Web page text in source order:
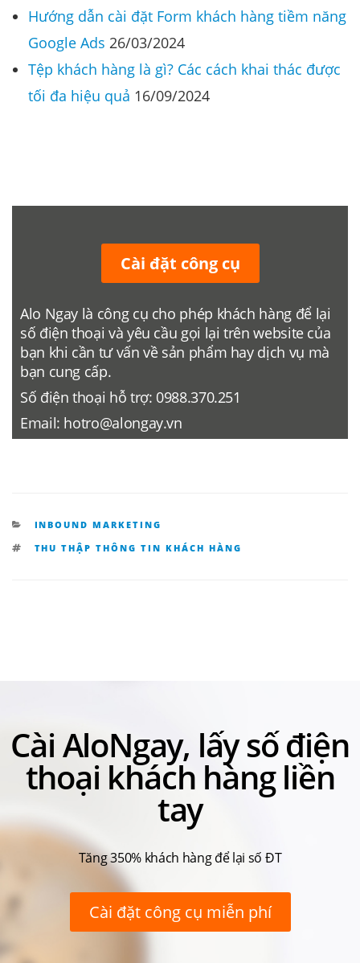
Hướng dẫn cài đặt Form khách hàng tiềm năng
Google Ads 26/03/2024
Tệp khách hàng là gì? Các cách khai thác được
tối đa hiệu quả 16/09/2024
Cài đặt công cụ
Alo Ngay là công cụ cho phép khách hàng để lại
số điện thoại và yêu cầu gọi lại trên website của
bạn khi cần tư vấn về sản phẩm hay dịch vụ mà
bạn cung cấp.
Số điện thoại hỗ trợ: 0988.370.251
Email: hotro@alongay.vn
DANH
INBOUND MARKETING
TAG
THU THẬP THÔNG TIN KHÁCH HÀNG
Cài AloNgay, lấy số điện
thoại khách hàng liền
tay
Tăng 350% khách hàng để lại số ĐT
Cài đặt công cụ miễn phí